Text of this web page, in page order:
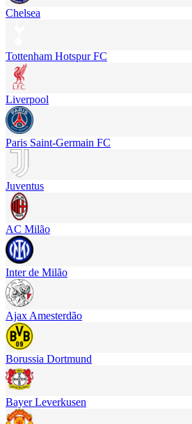
Chelsea
Tottenham Hotspur FC
Liverpool
Paris Saint-Germain FC
Juventus
AC Milão
Inter de Milão
Ajax Amesterdão
Borussia Dortmund
Bayer Leverkusen